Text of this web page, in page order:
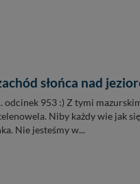
słońca nad
odcinek 953 :) Z tymi
Niby każdy wie jak
Nie jesteśmy w...